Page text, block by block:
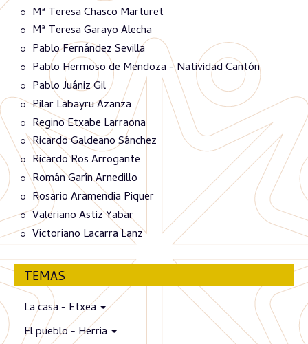
Mª Teresa Chasco Marturet
Mª Teresa Garayo Alecha
Pablo Fernández Sevilla
Pablo Hermoso de Mendoza - Natividad Cantón
Pablo Juániz Gil
Pilar Labayru Azanza
Regino Etxabe Larraona
Ricardo Galdeano Sánchez
Ricardo Ros Arrogante
Román Garín Arnedillo
Rosario Aramendia Piquer
Valeriano Astiz Yabar
Victoriano Lacarra Lanz
TEMAS
La casa - Etxea
El pueblo - Herria